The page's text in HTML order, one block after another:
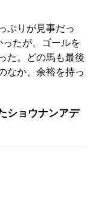
ぷりが見事だっ
たが、ゴールを
た。どの馬も最後
なか、余裕を持っ
ショウナンアデ